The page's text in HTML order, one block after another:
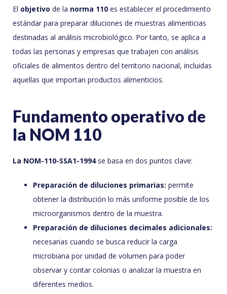
El objetivo de la norma 110 es establecer el procedimiento
estándar para preparar diluciones de muestras alimenticias
destinadas al análisis microbiológico. Por tanto, se aplica a
todas las personas y empresas que trabajen con análisis
oficiales de alimentos dentro del territorio nacional, incluidas
aquellas que importan productos alimenticios.
Fundamento operativo de
la NOM 110
La NOM-110-SSA1-1994se basa en dos puntos clave:
Preparación de diluciones primarias: permite
obtener la distribución lo más uniforme posible de los
microorganismos dentro de la muestra.
Preparación de diluciones decimales adicionales:
necesarias cuando se busca reducir la carga
microbiana por unidad de volumen para poder
observar y contar colonias o analizar la muestra en
diferentes medios.